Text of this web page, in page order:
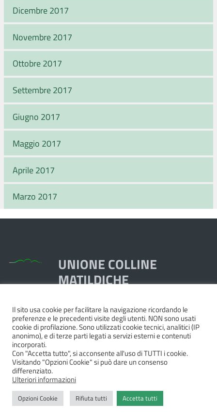
Dicembre 2017
Novembre 2017
Ottobre 2017
Settembre 2017
Giugno 2017
Maggio 2017
Aprile 2017
Marzo 2017
UNIONE COLLINE
MATILDICHE
Piazza Dante, 1,
42020 Quattro Castella RE
Tel. 0522.249211 - Fax 0522.249298
Pec:unione@pec.collinematildiche.it
P.IVA/cod.fisc. 02358290357
Privacy|Dichiarazione di accessibilità e feedback
Il sito usa cookie per facilitare la navigazione ricordando le
preferenze e le precedenti visite degli utenti. NON sono usati
cookie di profilazione. Sono utilizzati cookie tecnici, analitici (IP
anonimo), e di terze parti legati a servizi esterni e contenuti
incorporati.
Con "Accetta tutto", si acconsente all'uso di TUTTI i cookie.
Visitando "Opzioni Cookie" si può dare un consenso
differenziato.
Ulteriori informazioni
Opzioni Cookie Rifiuta tutti Accetta tutti